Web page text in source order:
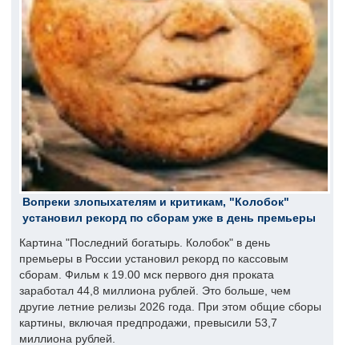
Вопреки злопыхателям и критикам, "Колобок"
установил рекорд по сборам уже в день премьеры
Картина "Последний богатырь. Колобок" в день
премьеры в России установил рекорд по кассовым
сборам. Фильм к 19.00 мск первого дня проката
заработал 44,8 миллиона рублей. Это больше, чем
другие летние релизы 2026 года. При этом общие сборы
картины, включая предпродажи, превысили 53,7
миллиона рублей.